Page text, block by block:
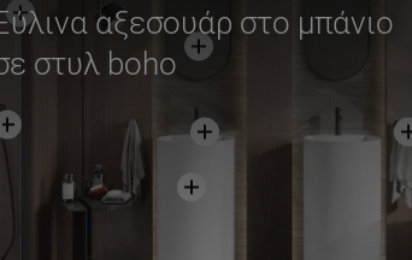
αξεσουάρ στο μπάνιο
στυλ boho